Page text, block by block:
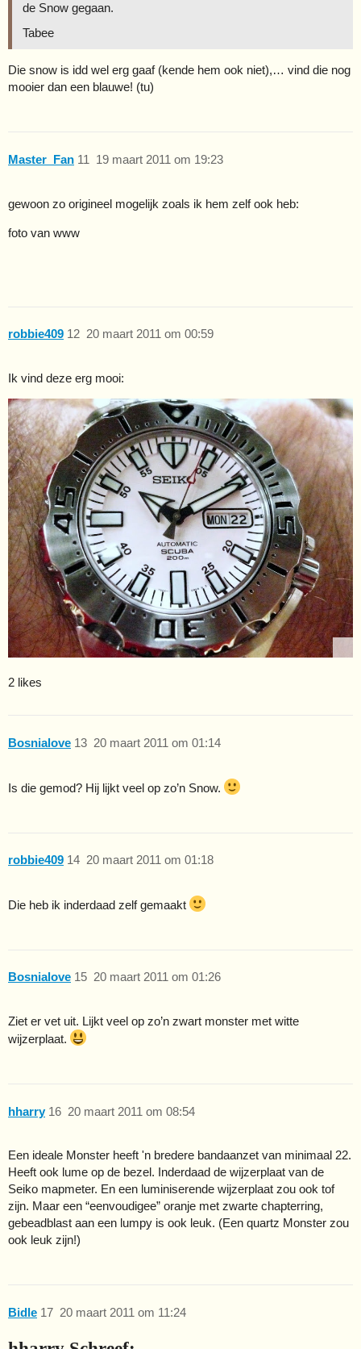
de Snow gegaan.
Tabee
Die snow is idd wel erg gaaf (kende hem ook niet),… vind die nog
mooier dan een blauwe! (tu)
Master_Fan 19 maart 2011 om 19:23
11
gewoon zo origineel mogelijk zoals ik hem zelf ook heb:
foto van www
robbie409 20 maart 2011 om 00:59
12
Ik vind deze erg mooi:
2 likes
Bosnialove 20 maart 2011 om 01:14
13
Is die gemod? Hij lijkt veel op zo’n Snow.
robbie409 20 maart 2011 om 01:18
14
Die heb ik inderdaad zelf gemaakt
Bosnialove 20 maart 2011 om 01:26
15
Ziet er vet uit. Lijkt veel op zo’n zwart monster met witte
wijzerplaat.
hharry 20 maart 2011 om 08:54
16
Een ideale Monster heeft 'n bredere bandaanzet van minimaal 22.
Heeft ook lume op de bezel. Inderdaad de wijzerplaat van de
Seiko mapmeter. En een luminiserende wijzerplaat zou ook tof
zijn. Maar een “eenvoudigee” oranje met zwarte chapterring,
gebeadblast aan een lumpy is ook leuk. (Een quartz Monster zou
ook leuk zijn!)
Bidle 20 maart 2011 om 11:24
17